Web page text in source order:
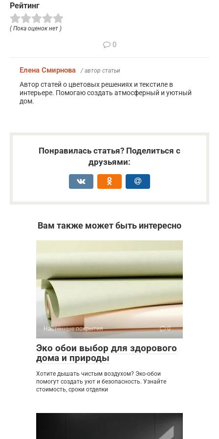
Рейтинг
( Пока оценок нет )
0
Елена Смирнова / автор статьи
Автор статей о цветовых решениях и текстиле в
интерьере. Помогаю создать атмосферный и уютный
дом.
Понравилась статья? Поделиться с
друзьями:
Вам также может быть интересно
Настенные покрытия 0
Эко обои выбор для здорового
дома и природы
Хотите дышать чистым воздухом? Эко-обои
помогут создать уют и безопасность. Узнайте
стоимость, сроки отделки